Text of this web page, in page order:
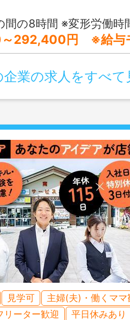
の8時間 ※変形労働時
292,400円 ※給与
企業の求人をすべて
見学可
主婦(夫)・働くママ
リーター歓迎
平日休みあり